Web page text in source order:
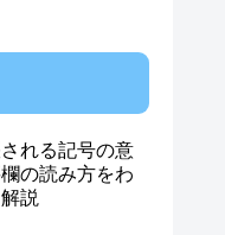
れる記号の意
の読み方をわ
説